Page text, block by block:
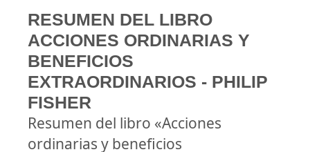
RESUMEN DEL LIBRO
ACCIONES ORDINARIAS Y
BENEFICIOS
EXTRAORDINARIOS - PHILIP
FISHER
Resumen del libro «Acciones
ordinarias y beneficios